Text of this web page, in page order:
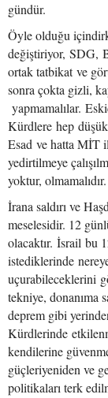
gündür.
Öyle olduğu
değiştiriyor, SDG,
ortak tatbikat ve
sonra çokta gizli,
yapmamalılar.
Kürdlere hep düşük
Esad ve hatta MİT
yedirtilmeye
yoktur, olmamalıdır.
İrana saldırı ve
meselesidir. 12
olacaktır. İsrail bu
istediklerinde
uçurabileceklerini
tekniye, donanıma
deprem gibi
Kürdlerinde
kendilerine
güçleriyeniden ve
politikaları terk